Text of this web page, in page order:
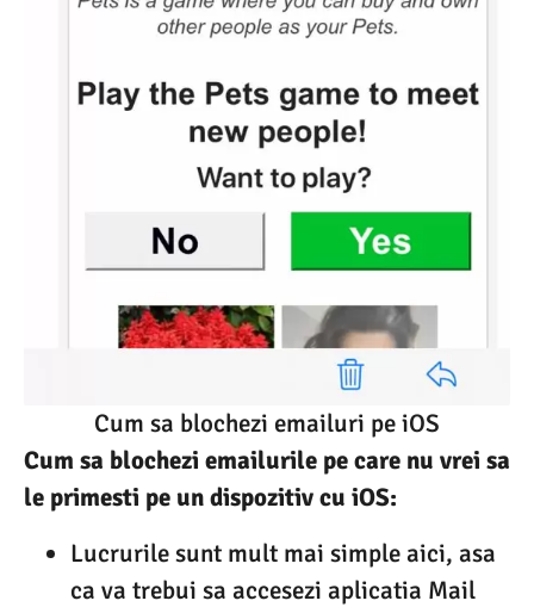
Cum sa blochezi emailuri pe iOS
Cum sa blochezi emailurile pe care nu vrei sa
le primesti pe un dispozitiv cu iOS:
Lucrurile sunt mult mai simple aici, asa
ca va trebui sa accesezi aplicatia Mail